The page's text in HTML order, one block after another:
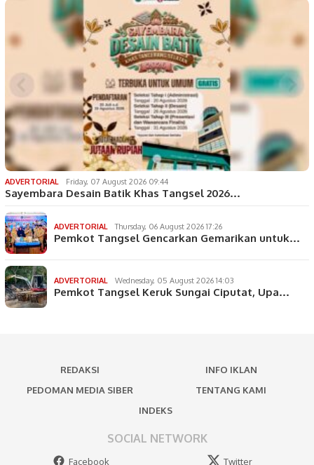
ADVERTORIAL Friday, 07 August 2026 09:44
Sayembara Desain Batik Khas Tangsel 2026…
ADVERTORIAL Thursday, 06 August 2026 17:26
Pemkot Tangsel Gencarkan Gemarikan untuk…
ADVERTORIAL Wednesday, 05 August 2026 14:03
Pemkot Tangsel Keruk Sungai Ciputat, Upa…
REDAKSI
INFO IKLAN
PEDOMAN MEDIA SIBER
TENTANG KAMI
INDEKS
SOCIAL NETWORK
Facebook Twitter